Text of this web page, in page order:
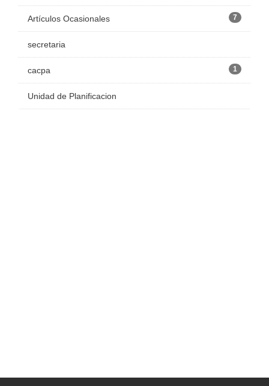
Artículos Ocasionales 7
secretaria
cacpa 1
Unidad de Planificacion